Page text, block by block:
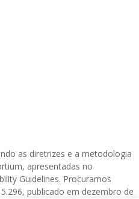
as diretrizes e a metodologia
apresentadas no
Guidelines. Procuramos
publicado em dezembro de